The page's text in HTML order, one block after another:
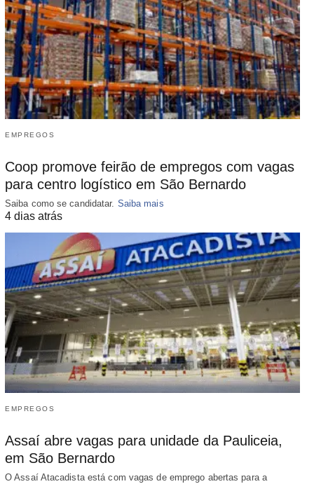
EMPREGOS
Coop promove feirão de empregos com vagas
para centro logístico em São Bernardo
Saiba como se candidatar. Saiba mais
4 dias atrás
EMPREGOS
Assaí abre vagas para unidade da Pauliceia,
em São Bernardo
O Assaí Atacadista está com vagas de emprego abertas para a